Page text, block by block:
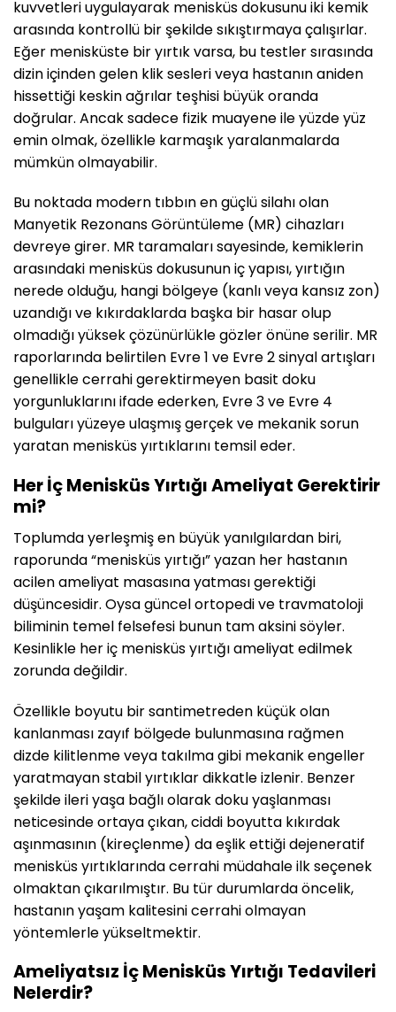
kuvvetleri uygulayarak menisküs dokusunu iki kemik
arasında kontrollü bir şekilde sıkıştırmaya çalışırlar.
Eğer menisküste bir yırtık varsa, bu testler sırasında
dizin içinden gelen klik sesleri veya hastanın aniden
hissettiği keskin ağrılar teşhisi büyük oranda
doğrular. Ancak sadece fizik muayene ile yüzde yüz
emin olmak, özellikle karmaşık yaralanmalarda
mümkün olmayabilir.
Bu noktada modern tıbbın en güçlü silahı olan
Manyetik Rezonans Görüntüleme (MR) cihazları
devreye girer. MR taramaları sayesinde, kemiklerin
arasındaki menisküs dokusunun iç yapısı, yırtığın
nerede olduğu, hangi bölgeye (kanlı veya kansız zon)
uzandığı ve kıkırdaklarda başka bir hasar olup
olmadığı yüksek çözünürlükle gözler önüne serilir. MR
raporlarında belirtilen Evre 1 ve Evre 2 sinyal artışları
genellikle cerrahi gerektirmeyen basit doku
yorgunluklarını ifade ederken, Evre 3 ve Evre 4
bulguları yüzeye ulaşmış gerçek ve mekanik sorun
yaratan menisküs yırtıklarını temsil eder.
Her İç Menisküs Yırtığı Ameliyat Gerektirir
mi?
Toplumda yerleşmiş en büyük yanılgılardan biri,
raporunda “menisküs yırtığı” yazan her hastanın
acilen ameliyat masasına yatması gerektiği
düşüncesidir. Oysa güncel ortopedi ve travmatoloji
biliminin temel felsefesi bunun tam aksini söyler.
Kesinlikle her iç menisküs yırtığı ameliyat edilmek
zorunda değildir.
Özellikle boyutu bir santimetreden küçük olan
kanlanması zayıf bölgede bulunmasına rağmen
dizde kilitlenme veya takılma gibi mekanik engeller
yaratmayan stabil yırtıklar dikkatle izlenir. Benzer
şekilde ileri yaşa bağlı olarak doku yaşlanması
neticesinde ortaya çıkan, ciddi boyutta kıkırdak
aşınmasının (kireçlenme) da eşlik ettiği dejeneratif
menisküs yırtıklarında cerrahi müdahale ilk seçenek
olmaktan çıkarılmıştır. Bu tür durumlarda öncelik,
hastanın yaşam kalitesini cerrahi olmayan
yöntemlerle yükseltmektir.
Ameliyatsız İç Menisküs Yırtığı Tedavileri
Nelerdir?